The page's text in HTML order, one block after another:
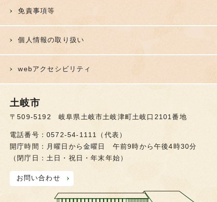
免責事項等
個人情報の取り扱い
webアクセシビリティ
土岐市
〒509-5192 岐阜県土岐市土岐津町土岐口2101番地
電話番号：0572-54-1111（代表）
開庁時間：月曜日から金曜日 午前9時から午後4時30分
（閉庁日：土日・祝日・年末年始）
お問い合わせ